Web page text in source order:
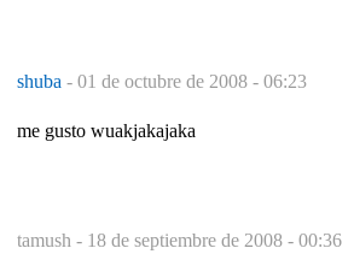
shuba - 01 de octubre de 2008 - 06:23
me gusto wuakjakajaka
tamush - 18 de septiembre de 2008 - 00:36